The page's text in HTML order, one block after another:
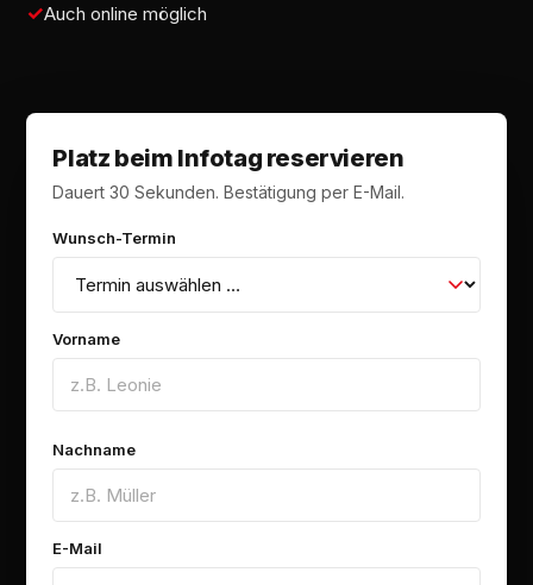
Auch online möglich
Platz beim Infotag reservieren
Dauert 30 Sekunden. Bestätigung per E-Mail.
Wunsch-Termin
Vorname
Nachname
E-Mail